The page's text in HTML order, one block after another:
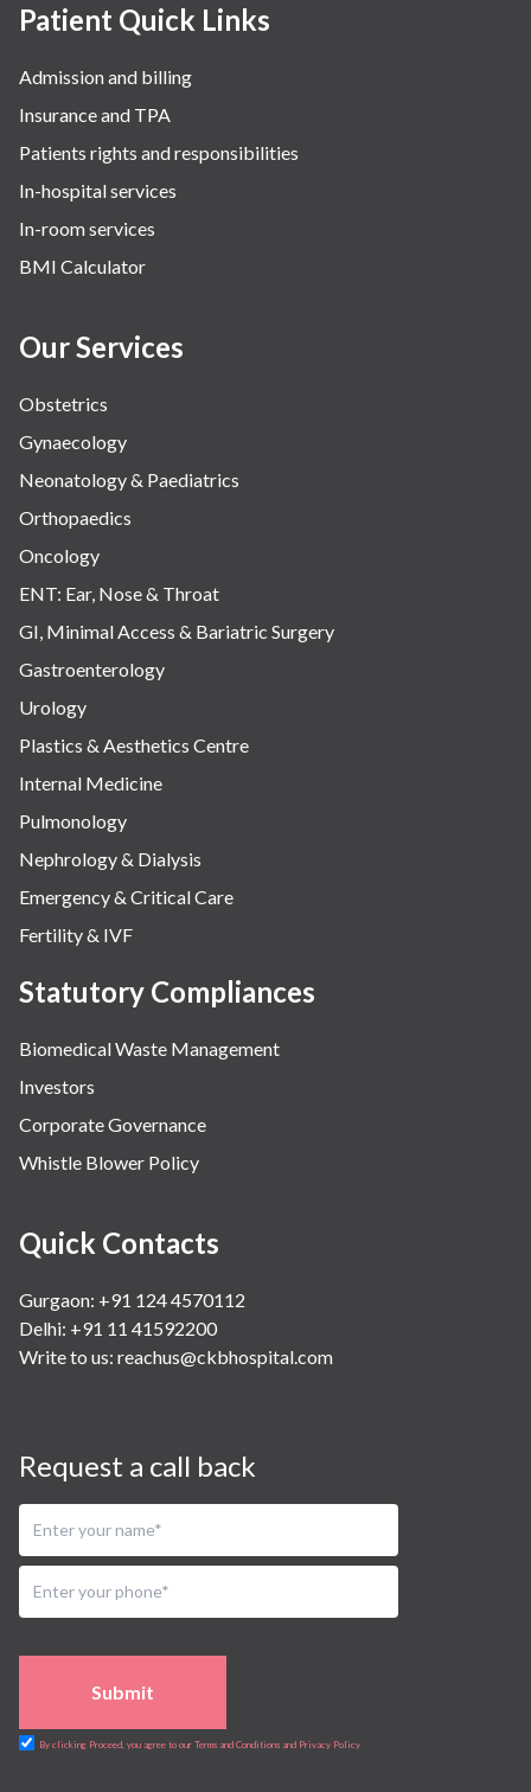
Patient Quick Links
Admission and billing
Insurance and TPA
Patients rights and responsibilities
In-hospital services
In-room services
BMI Calculator
Our Services
Obstetrics
Gynaecology
Neonatology & Paediatrics
Orthopaedics
Oncology
ENT: Ear, Nose & Throat
GI, Minimal Access & Bariatric Surgery
Gastroenterology
Urology
Plastics & Aesthetics Centre
Internal Medicine
Pulmonology
Nephrology & Dialysis
Emergency & Critical Care
Fertility & IVF
Statutory Compliances
Biomedical Waste Management
Investors
Corporate Governance
Whistle Blower Policy
Quick Contacts
Gurgaon: +91 124 4570112
Delhi: +91 11 41592200
Write to us: reachus@ckbhospital.com
Request a call back
Submit
By clicking Proceed, you agree to our Terms and Conditions and Privacy Policy